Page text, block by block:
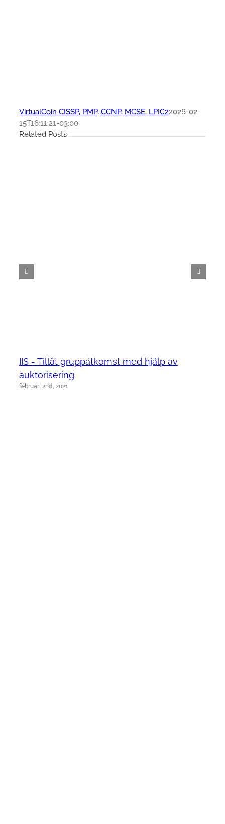
VirtualCoin CISSP, PMP, CCNP, MCSE, LPIC22026-02-
15T16:11:21-03:00
Related Posts
IIS - Tillåt gruppåtkomst med hjälp av
auktorisering
februari 2nd, 2021